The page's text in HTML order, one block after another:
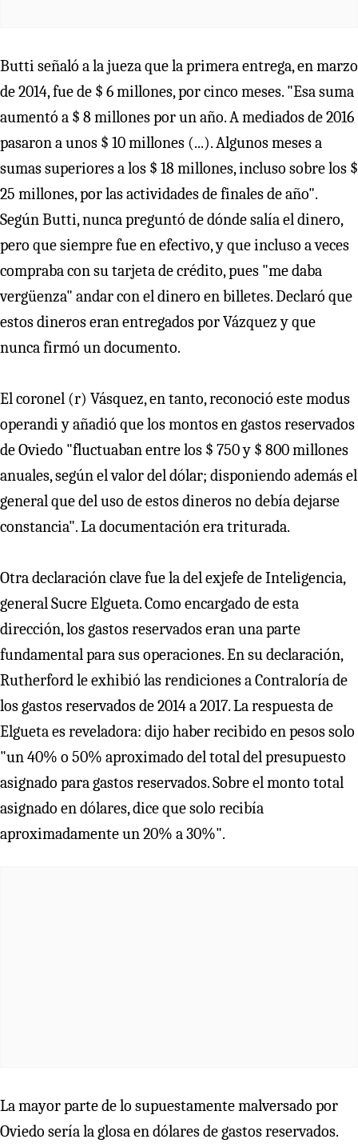
Butti señaló a la jueza que la primera entrega, en marzo
de 2014, fue de $ 6 millones, por cinco meses. "Esa suma
aumentó a $ 8 millones por un año. A mediados de 2016
pasaron a unos $ 10 millones (...). Algunos meses a
sumas superiores a los $ 18 millones, incluso sobre los $
25 millones, por las actividades de finales de año".
Según Butti, nunca preguntó de dónde salía el dinero,
pero que siempre fue en efectivo, y que incluso a veces
compraba con su tarjeta de crédito, pues "me daba
vergüenza" andar con el dinero en billetes. Declaró que
estos dineros eran entregados por Vázquez y que
nunca firmó un documento.
El coronel (r) Vásquez, en tanto, reconoció este modus
operandi y añadió que los montos en gastos reservados
de Oviedo "fluctuaban entre los $ 750 y $ 800 millones
anuales, según el valor del dólar; disponiendo además el
general que del uso de estos dineros no debía dejarse
constancia". La documentación era triturada.
Otra declaración clave fue la del exjefe de Inteligencia,
general Sucre Elgueta. Como encargado de esta
dirección, los gastos reservados eran una parte
fundamental para sus operaciones. En su declaración,
Rutherford le exhibió las rendiciones a Contraloría de
los gastos reservados de 2014 a 2017. La respuesta de
Elgueta es reveladora: dijo haber recibido en pesos solo
"un 40% o 50% aproximado del total del presupuesto
asignado para gastos reservados. Sobre el monto total
asignado en dólares, dice que solo recibía
aproximadamente un 20% a 30%".
La mayor parte de lo supuestamente malversado por
Oviedo sería la glosa en dólares de gastos reservados.